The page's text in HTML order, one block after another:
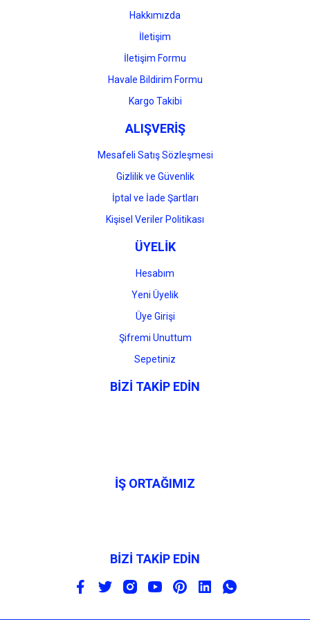
Gönder
Hakkımızda
İletişim
İletişim Formu
Havale Bildirim Formu
Kargo Takibi
ALIŞVERİŞ
Mesafeli Satış Sözleşmesi
Gizlilik ve Güvenlik
İptal ve İade Şartları
Kişisel Veriler Politikası
ÜYELİK
Hesabım
Yeni Üyelik
Üye Girişi
Şifremi Unuttum
Sepetiniz
BİZİ TAKİP EDİN
İŞ ORTAĞIMIZ
BİZİ TAKİP EDİN